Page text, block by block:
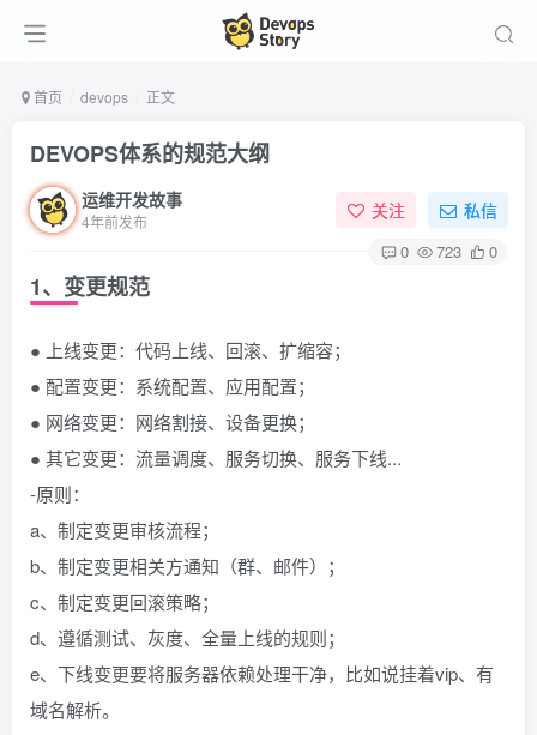
首页 devops 正文
DEVOPS体系的规范大纲
运维开发故事
4年前发布 关注 私信
0 723 0
1、变更规范
● 上线变更：代码上线、回滚、扩缩容；
● 配置变更：系统配置、应用配置；
● 网络变更：网络割接、设备更换；
● 其它变更：流量调度、服务切换、服务下线...
-原则：
a、制定变更审核流程；
b、制定变更相关方通知（群、邮件）；
c、制定变更回滚策略；
d、遵循测试、灰度、全量上线的规则；
e、下线变更要将服务器依赖处理干净，比如说挂着vip、有
域名解析。